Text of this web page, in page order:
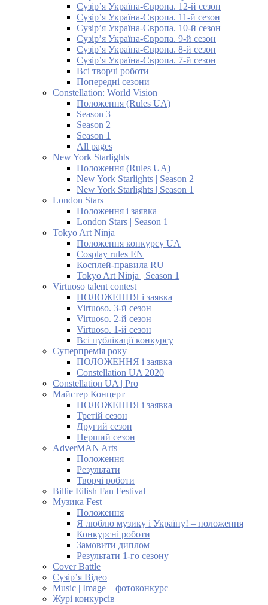
Сузір’я Україна-Європа. 12-й сезон
Сузір’я Україна-Європа. 11-й сезон
Сузір’я Україна-Європа. 10-й сезон
Сузір’я Україна-Європа. 9-й сезон
Сузір’я Україна-Європа. 8-й сезон
Сузір’я Україна-Європа. 7-й сезон
Всі творчі роботи
Попередні сезони
Constellation: World Vision
Положення (Rules UA)
Season 3
Season 2
Season 1
All pages
New York Starlights
Положення (Rules UA)
New York Starlights | Season 2
New York Starlights | Season 1
London Stars
Положення і заявка
London Stars | Season 1
Tokyo Art Ninja
Положення конкурсу UA
Cosplay rules EN
Косплей-правила RU
Tokyo Art Ninja | Season 1
Virtuoso talent contest
ПОЛОЖЕННЯ і заявка
Virtuoso. 3-й сезон
Virtuoso. 2-й сезон
Virtuoso. 1-й сезон
Всі публікації конкурсу
Суперпремія року
ПОЛОЖЕННЯ і заявка
Constellation UA 2020
Constellation UA | Pro
Майстер Концерт
ПОЛОЖЕННЯ і заявка
Третій сезон
Другий сезон
Перший сезон
AdverMAN Arts
Положення
Результати
Творчі роботи
Billie Eilish Fan Festival
Музика Fest
Положення
Я люблю музику і Україну! – положення
Конкурсні роботи
Замовити диплом
Результати 1-го сезону
Cover Battle
Сузір’я Відео
Music | Image – фотоконкурс
Журі конкурсів